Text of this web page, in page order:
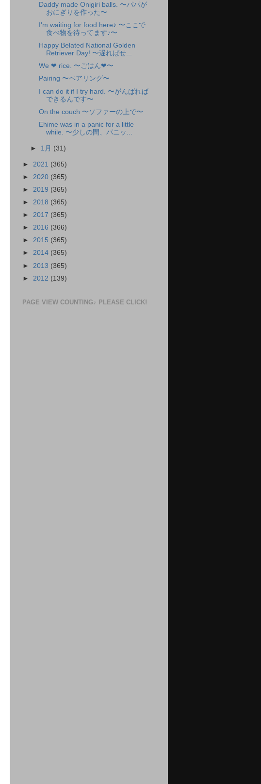
Daddy made Onigiri balls. 〜パパが
おにぎりを作った〜
I'm waiting for food here♪ 〜ここで
食べ物を待ってます♪〜
Happy Belated National Golden
Retriever Day! 〜遅ればせ...
We ❤︎ rice. 〜ごはん❤︎〜
Pairing 〜ペアリング〜
I can do it if I try hard. 〜がんばれば
できるんです〜
On the couch 〜ソファーの上で〜
Ehime was in a panic for a little
while. 〜少しの間、パニッ...
► 1月 (31)
► 2021 (365)
► 2020 (365)
► 2019 (365)
► 2018 (365)
► 2017 (365)
► 2016 (366)
► 2015 (365)
► 2014 (365)
► 2013 (365)
► 2012 (139)
PAGE VIEW COUNTING♪ PLEASE CLICK!